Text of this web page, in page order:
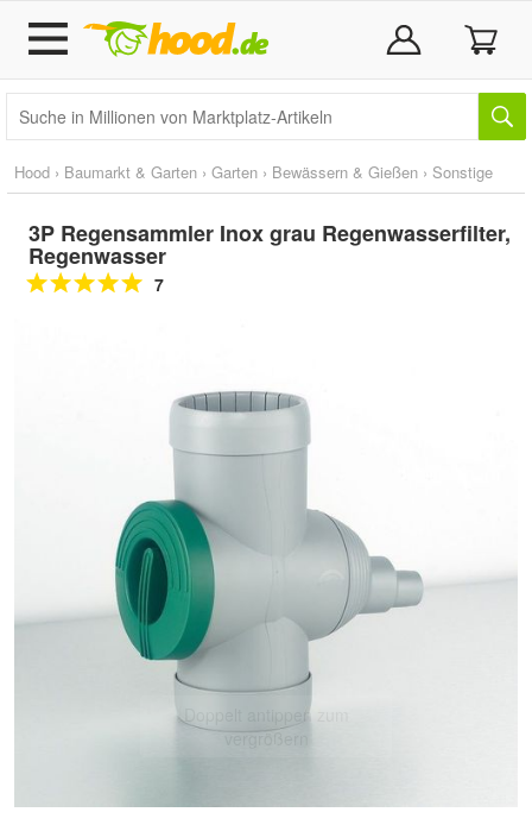
Hood › Baumarkt & Garten › Garten › Bewässern & Gießen › Sonstige
3P Regensammler Inox grau Regenwasserfilter,
Regenwasser
7
Doppelt antippen zum
vergrößern